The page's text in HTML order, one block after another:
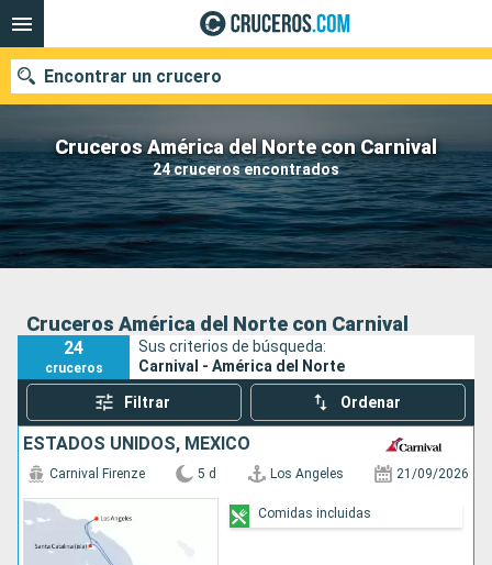
Cruceros América del Norte con Carnival
24 cruceros encontrados
Encontrar un crucero
Nuestros destinos
Fecha de salida
Buscar
Cruceros América del Norte con Carnival
24
cruceros
Sus criterios de búsqueda:
Carnival - América del Norte
Filtrar Ordenar
ESTADOS UNIDOS, MÉXICO
Carnival Firenze 5 d Los Angeles 21/09/2026
Comidas incluidas